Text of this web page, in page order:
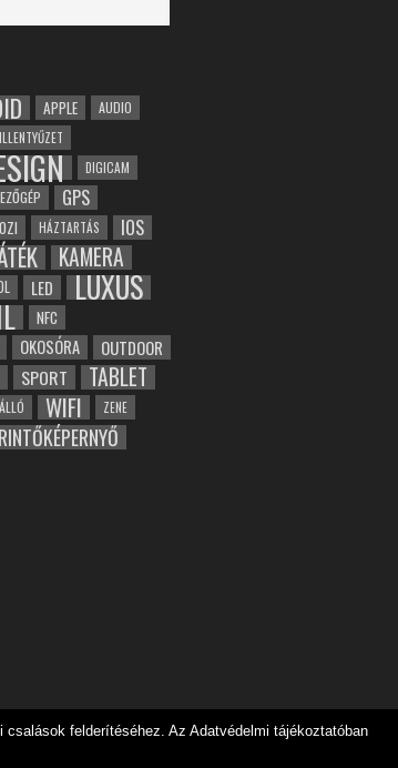
APPLE AUDIO
DIGICAM
GPS
HÁZTARTÁS IOS
KAMERA
LED LUXUS
NFC
OKOSÓRA OUTDOOR
SPORT TABLET
WIFI
ZENE
felderítéséhez. Az Adatvédelmi tájékoztatóban